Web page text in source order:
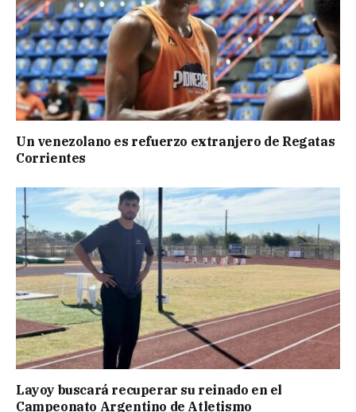
Un venezolano es refuerzo extranjero de Regatas
Corrientes
Layoy buscará recuperar su reinado en el
Campeonato Argentino de Atletismo